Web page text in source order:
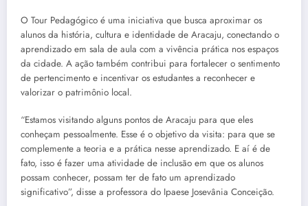
O Tour Pedagógico é uma iniciativa que busca aproximar os
alunos da história, cultura e identidade de Aracaju, conectando o
aprendizado em sala de aula com a vivência prática nos espaços
da cidade. A ação também contribui para fortalecer o sentimento
de pertencimento e incentivar os estudantes a reconhecer e
valorizar o patrimônio local.
“Estamos visitando alguns pontos de Aracaju para que eles
conheçam pessoalmente. Esse é o objetivo da visita: para que se
complemente a teoria e a prática nesse aprendizado. E aí é de
fato, isso é fazer uma atividade de inclusão em que os alunos
possam conhecer, possam ter de fato um aprendizado
significativo”, disse a professora do Ipaese Josevânia Conceição.